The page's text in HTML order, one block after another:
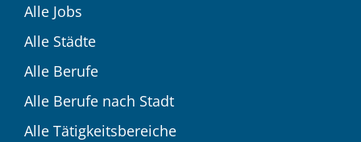
Alle Jobs
Alle Städte
Alle Berufe
Alle Berufe nach Stadt
Alle Tätigkeitsbereiche